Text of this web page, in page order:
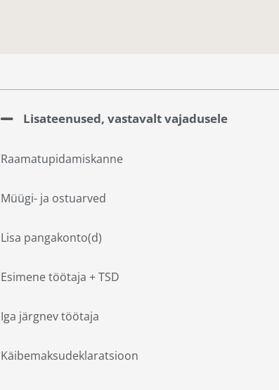
Lisateenused, vastavalt vajadusele
Raamatupidamiskanne
Müügi- ja ostuarved
Lisa pangakonto(d)
Esimene töötaja + TSD
Iga järgnev töötaja
Käibemaksudeklaratsioon